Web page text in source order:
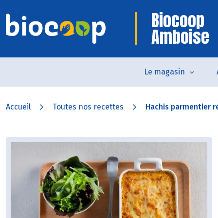
Biocoop
Amboise
Le magasin
Accueil Toutes nos recettes Hachis parmentier